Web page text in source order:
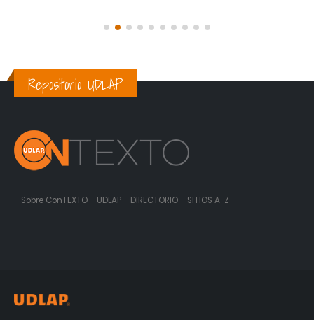
Repositorio UDLAP
Sobre ConTEXTO UDLAP DIRECTORIO SITIOS A-Z